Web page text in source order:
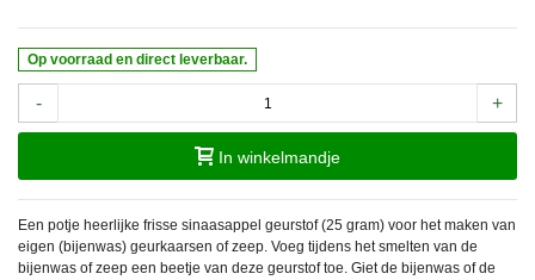
Op voorraad en direct leverbaar.
- +
In winkelmandje
Een potje heerlijke frisse sinaasappel geurstof (25 gram) voor het maken van
eigen (bijenwas) geurkaarsen of zeep. Voeg tijdens het smelten van de
bijenwas of zeep een beetje van deze geurstof toe. Giet de bijenwas of de